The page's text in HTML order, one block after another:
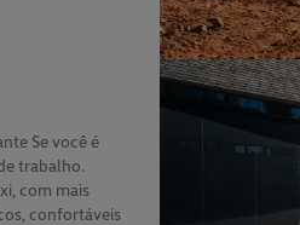
Se você é
trabalho.
com mais
confortáveis